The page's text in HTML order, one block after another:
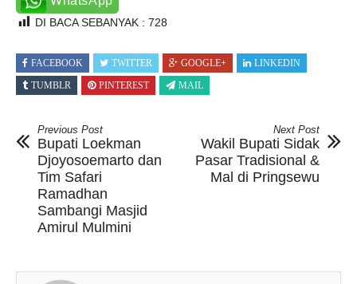
DI BACA SEBANYAK : 728
FACEBOOK TWITTER GOOGLE+
LINKEDIN
TUMBLR
PINTEREST MAIL
Previous Post
Bupati Loekman
Djoyosoemarto dan
Tim Safari
Ramadhan
Sambangi Masjid
Amirul Mulmini
Next Post
Wakil Bupati Sidak
Pasar Tradisional &
Mal di Pringsewu